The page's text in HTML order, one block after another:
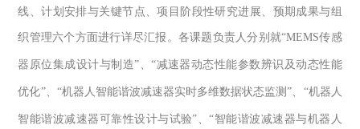
线、计划安排与关键节点、项目阶段性研究进展、预期成果与组
织管理六个方面进行详尽汇报。各课题负责人分别就“MEMS传感
器原位集成设计与制造” 、“减速器动态性能参数辨识及动态性能
优化”、 “机器人智能谐波减速器实时多维数据状态监测” “机器人
智能谐波减速器可靠性设计与试验” 、“智能谐波减速器与机器人